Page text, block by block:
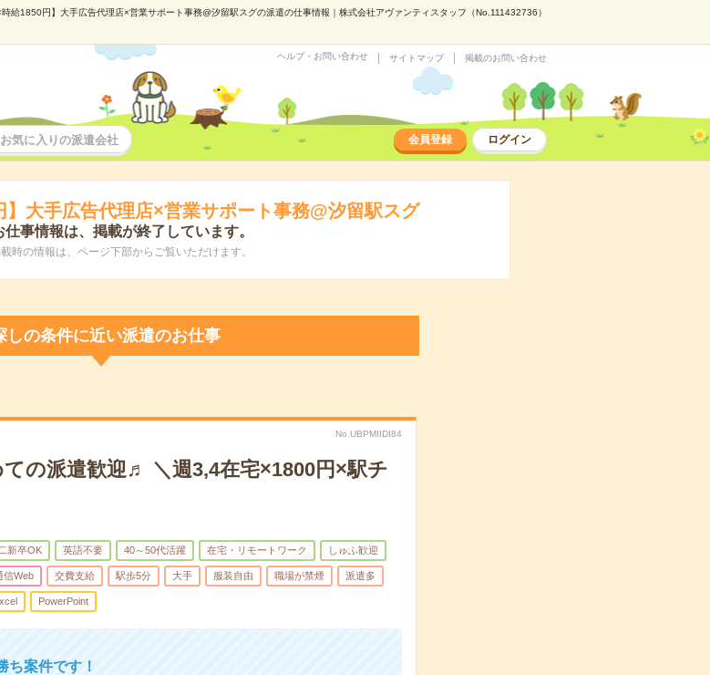
時給1850円】大手広告代理店×営業サポート事務@汐留駅スグの派遣の仕事情報｜株式会社アヴァンティスタッフ（No.111432736）
ヘルプ・お問い合わせ サイトマップ 掲載のお問い合わせ
お気に入りの派遣会社 会員登録 ログイン
】大手広告代理店×営業サポート事務@汐留駅スグ
仕事情報は、掲載が終了しています。
時の情報は、ページ下部からご覧いただけます。
しの条件に近い派遣のお仕事
No.UBPMIIDI84
ての派遣歓迎♬ ＼週3,4在宅×1800円×駅チ
新卒OK 英語不要 40～50代活躍 在宅・リモートワーク しゅふ歓迎
信Web 交費支給 駅歩5分 大手 服装自由 職場が禁煙 派遣多
PowerPoint
ち案件です！